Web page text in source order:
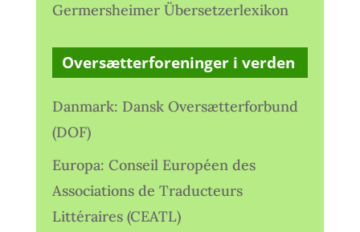
Germersheimer Übersetzerlexikon
Oversætterforeninger i verden
Danmark: Dansk Oversætterforbund
(DOF)
Europa: Conseil Européen des
Associations de Traducteurs
Littéraires (CEATL)